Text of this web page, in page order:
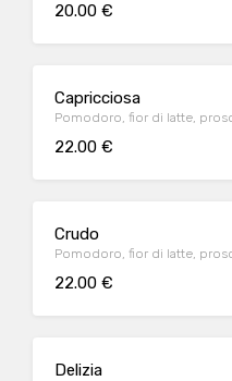
20.00 €
Capricciosa
Pomodoro, fior di latte,
22.00 €
Crudo
Pomodoro, fior di latte,
22.00 €
Delizia